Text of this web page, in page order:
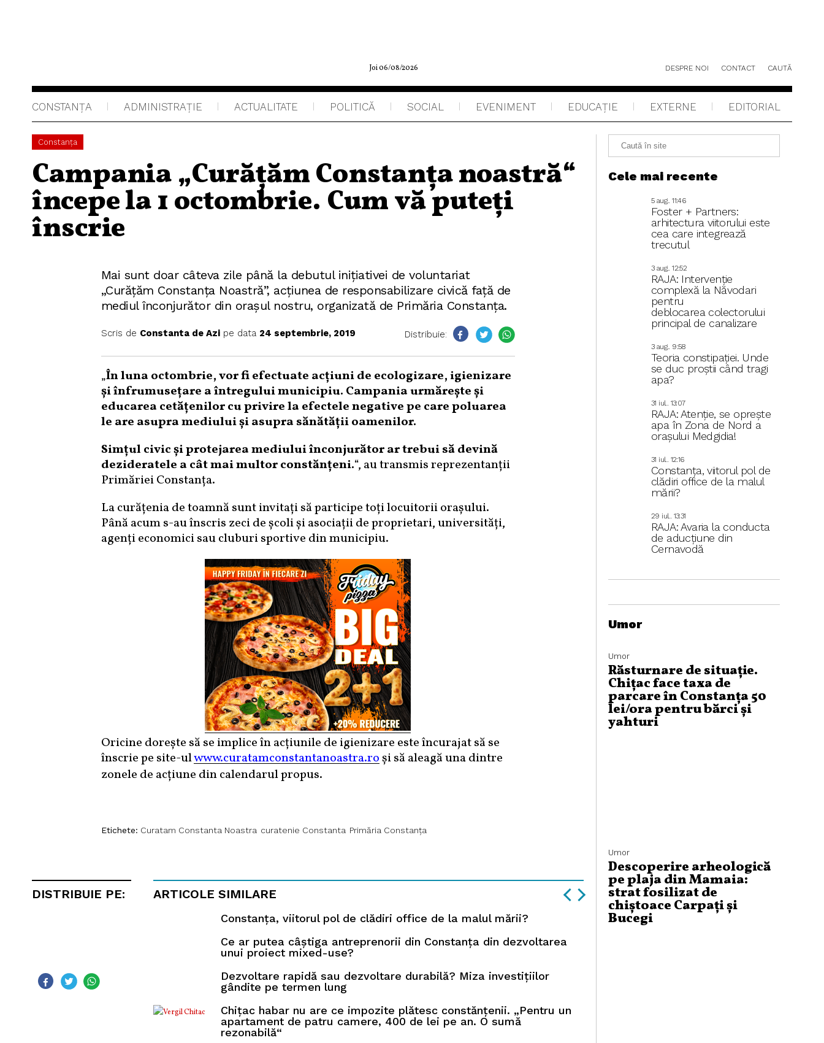
Joi 06/08/2026 DESPRE NOI CONTACT CAUTĂ
CONSTANȚA ADMINISTRAŢIE ACTUALITATE POLITICĂ SOCIAL EVENIMENT EDUCAŢIE EXTERNE EDITORIAL
Constanța
Campania „Curățăm Constanța noastră“
începe la 1 octombrie. Cum vă puteți
înscrie
Mai sunt doar câteva zile până la debutul inițiativei de voluntariat
„Curăţăm Constanța Noastră”, acțiunea de responsabilizare civică față de
mediul înconjurător din orașul nostru, organizată de Primăria Constanța.
Scris de Constanta de Azipe data 24 septembrie, 2019 Distribuie:
„În luna octombrie, vor fi efectuate acțiuni de ecologizare, igienizare
și înfrumusețare a întregului municipiu. Campania urmărește şi
educarea cetățenilor cu privire la efectele negative pe care poluarea
le are asupra mediului şi asupra sănătății oamenilor.
Simțul civic și protejarea mediului înconjurător ar trebui să devină
dezideratele a cât mai multor constănțeni.“, au transmis reprezentanții
Primăriei Constanța.
La curățenia de toamnă sunt invitați să participe toți locuitorii orașului.
Până acum s-au înscris zeci de școli și asociații de proprietari, universități,
agenți economici sau cluburi sportive din municipiu.
Oricine dorește să se implice în acțiunile de igienizare este încurajat să se
înscrie pe site-ulwww.curatamconstantanoastra.roși să aleagă una dintre
zonele de acțiune din calendarul propus.
Etichete: Curatam Constanta Noastra curatenie Constanta Primăria Constanța
DISTRIBUIE PE: ARTICOLE SIMILARE
Constanța, viitorul pol de clădiri office de la malul mării?
Ce ar putea câștiga antreprenorii din Constanța din dezvoltarea
unui proiect mixed-use?
Dezvoltare rapidă sau dezvoltare durabilă? Miza investițiilor
gândite pe termen lung
Chițac habar nu are ce impozite plătesc constănțenii. „Pentru un
apartament de patru camere, 400 de lei pe an. O sumă
rezonabilă“
Cele mai recente
5 aug.. 11:46
Foster + Partners:
arhitectura viitorului este
cea care integrează
trecutul
3 aug.. 12:52
RAJA: Intervenție
complexă la Năvodari
pentru
deblocarea colectorului
principal de canalizare
3 aug.. 9:58
Teoria constipației. Unde
se duc proștii când tragi
apa?
31 iul.. 13:07
RAJA: Atenție, se oprește
apa în Zona de Nord a
orașului Medgidia!
31 iul.. 12:16
Constanța, viitorul pol de
clădiri office de la malul
mării?
29 iul.. 13:31
RAJA: Avaria la conducta
de aducțiune din
Cernavodă
Umor
Umor
Răsturnare de situație.
Chițac face taxa de
parcare în Constanța 50
lei/ora pentru bărci și
yahturi
Umor
Descoperire arheologică
pe plaja din Mamaia:
strat fosilizat de
chiștoace Carpați și
Bucegi